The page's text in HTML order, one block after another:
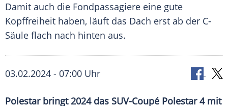
Damit auch die Fondpassagiere eine gute
Kopffreiheit haben, läuft das Dach erst ab der C-
Säule flach nach hinten aus.
03.02.2024 - 07:00 Uhr
Polestar bringt 2024 das SUV-Coupé Polestar 4 mit